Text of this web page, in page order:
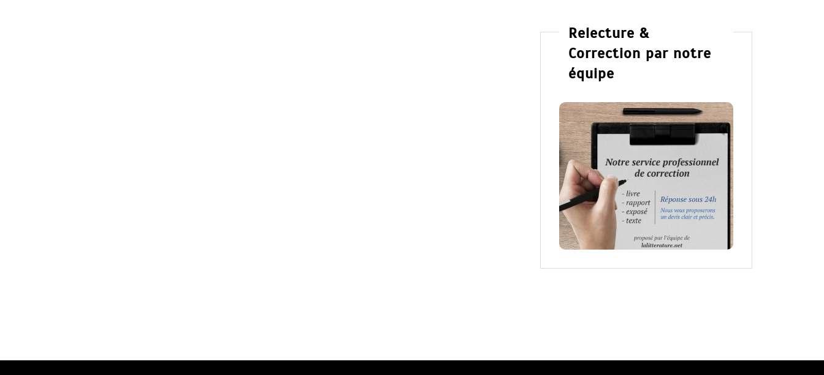
Relecture &
Correction par notre
équipe